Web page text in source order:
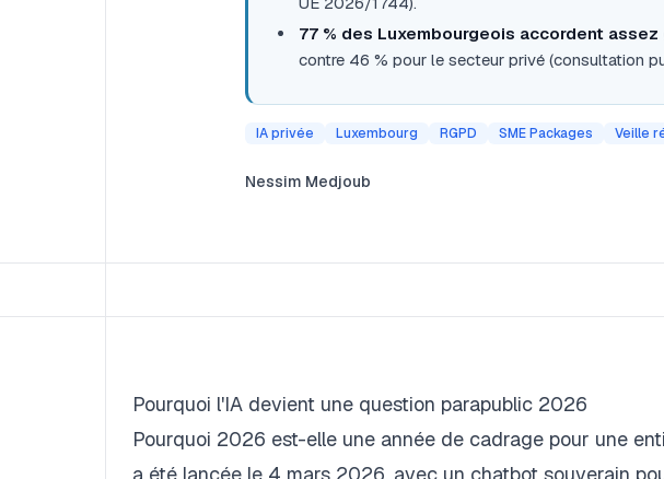
77 % des Luxembourgeois accordent
contre 46 % pour le secteur privé (consultation
IA privée Luxembourg RGPD SME Packages Veille
Nessim Medjoub
Pourquoi l'IA devient une question parapublic 2026
Pourquoi 2026 est-elle une année de cadrage pour une
a été lancée le 4 mars 2026, avec un chatbot souverain